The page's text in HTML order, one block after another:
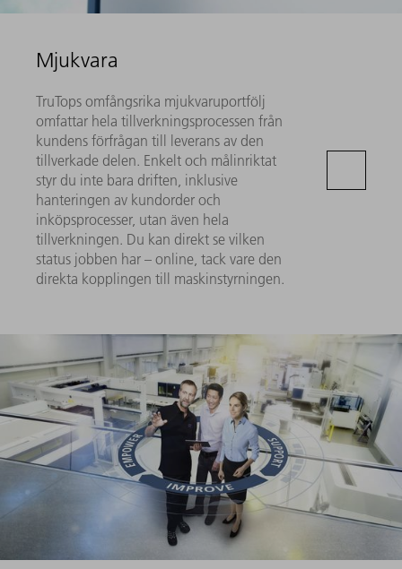
Mjukvara
TruTops omfångsrika mjukvaruportfölj
omfattar hela tillverkningsprocessen från
kundens förfrågan till leverans av den
tillverkade delen. Enkelt och målinriktat
styr du inte bara driften, inklusive
hanteringen av kundorder och
inköpsprocesser, utan även hela
tillverkningen. Du kan direkt se vilken
status jobben har – online, tack vare den
direkta kopplingen till maskinstyrningen.